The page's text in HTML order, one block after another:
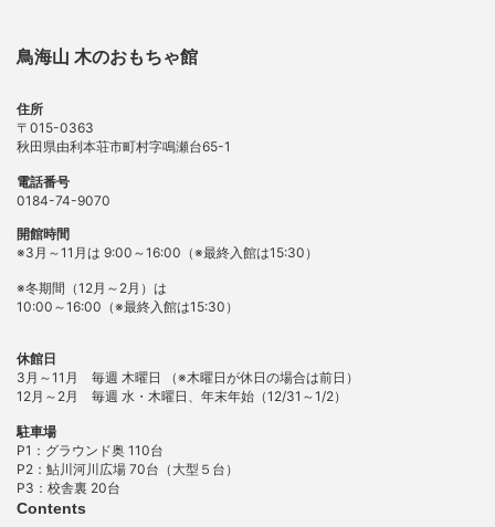
鳥海山 木のおもちゃ館
住所
〒015-0363
秋田県由利本荘市町村字鳴瀬台65-1
電話番号
0184-74-9070
開館時間
※3月～11月は 9:00～16:00（※最終入館は15:30）
※冬期間（12月～2月）は
10:00～16:00（※最終入館は15:30）
休館日
3月～11月 毎週 木曜日 （※木曜日が休日の場合は前日）
12月～2月 毎週 水・木曜日、年末年始（12/31～1/2）
駐車場
P1：グラウンド奥 110台
P2：鮎川河川広場 70台（大型５台）
P3：校舎裏 20台
Contents